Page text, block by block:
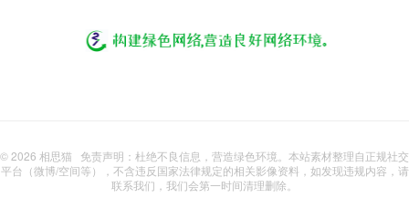
© 2026 相思猫 免责声明：杜绝不良信息，营造绿色环境。本站素材整理自正规社交
平台（微博/空间等），不含违反国家法律规定的相关影像资料，如发现违规内容，请
联系我们，我们会第一时间清理删除。